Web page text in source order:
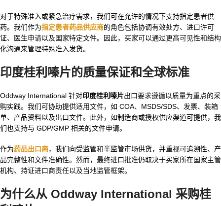
对于特殊准入或紧急治疗需求，我们可在允许的情况下支持指定患者供
药。我们作为指定患者药品供应商的角色包括协调有效处方、进口许可
证、医生申请以及国家特定文件。因此，买家可以通过更高可见性和结构
化沟通来管理特殊准入发货。
印度桂利嗪片的质量保证和全球标准
Oddway International 针对印度桂利嗪片出口要求遵循以质量为重点的采
购实践。我们可协助提供适用文件，如 COA、MSDS/SDS、发票、装箱
单、产品资料以及出口文件。此外，如制造商或授权供应渠道可提供，我
们也支持与 GDP/GMP 相关的文件申请。
作为药品出口商，我们向受监管和半监管市场供货，并重视可追溯性、产
品完整性和文件准确性。然而，最终进口批准仍取决于买家所在国家主管
机构、持证进口商责任以及当地监管框架。
为什么从 Oddway International 采购桂